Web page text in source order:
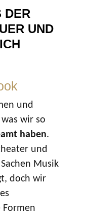
DER
UND
und
wir so
haben.
und
Musik
doch wir